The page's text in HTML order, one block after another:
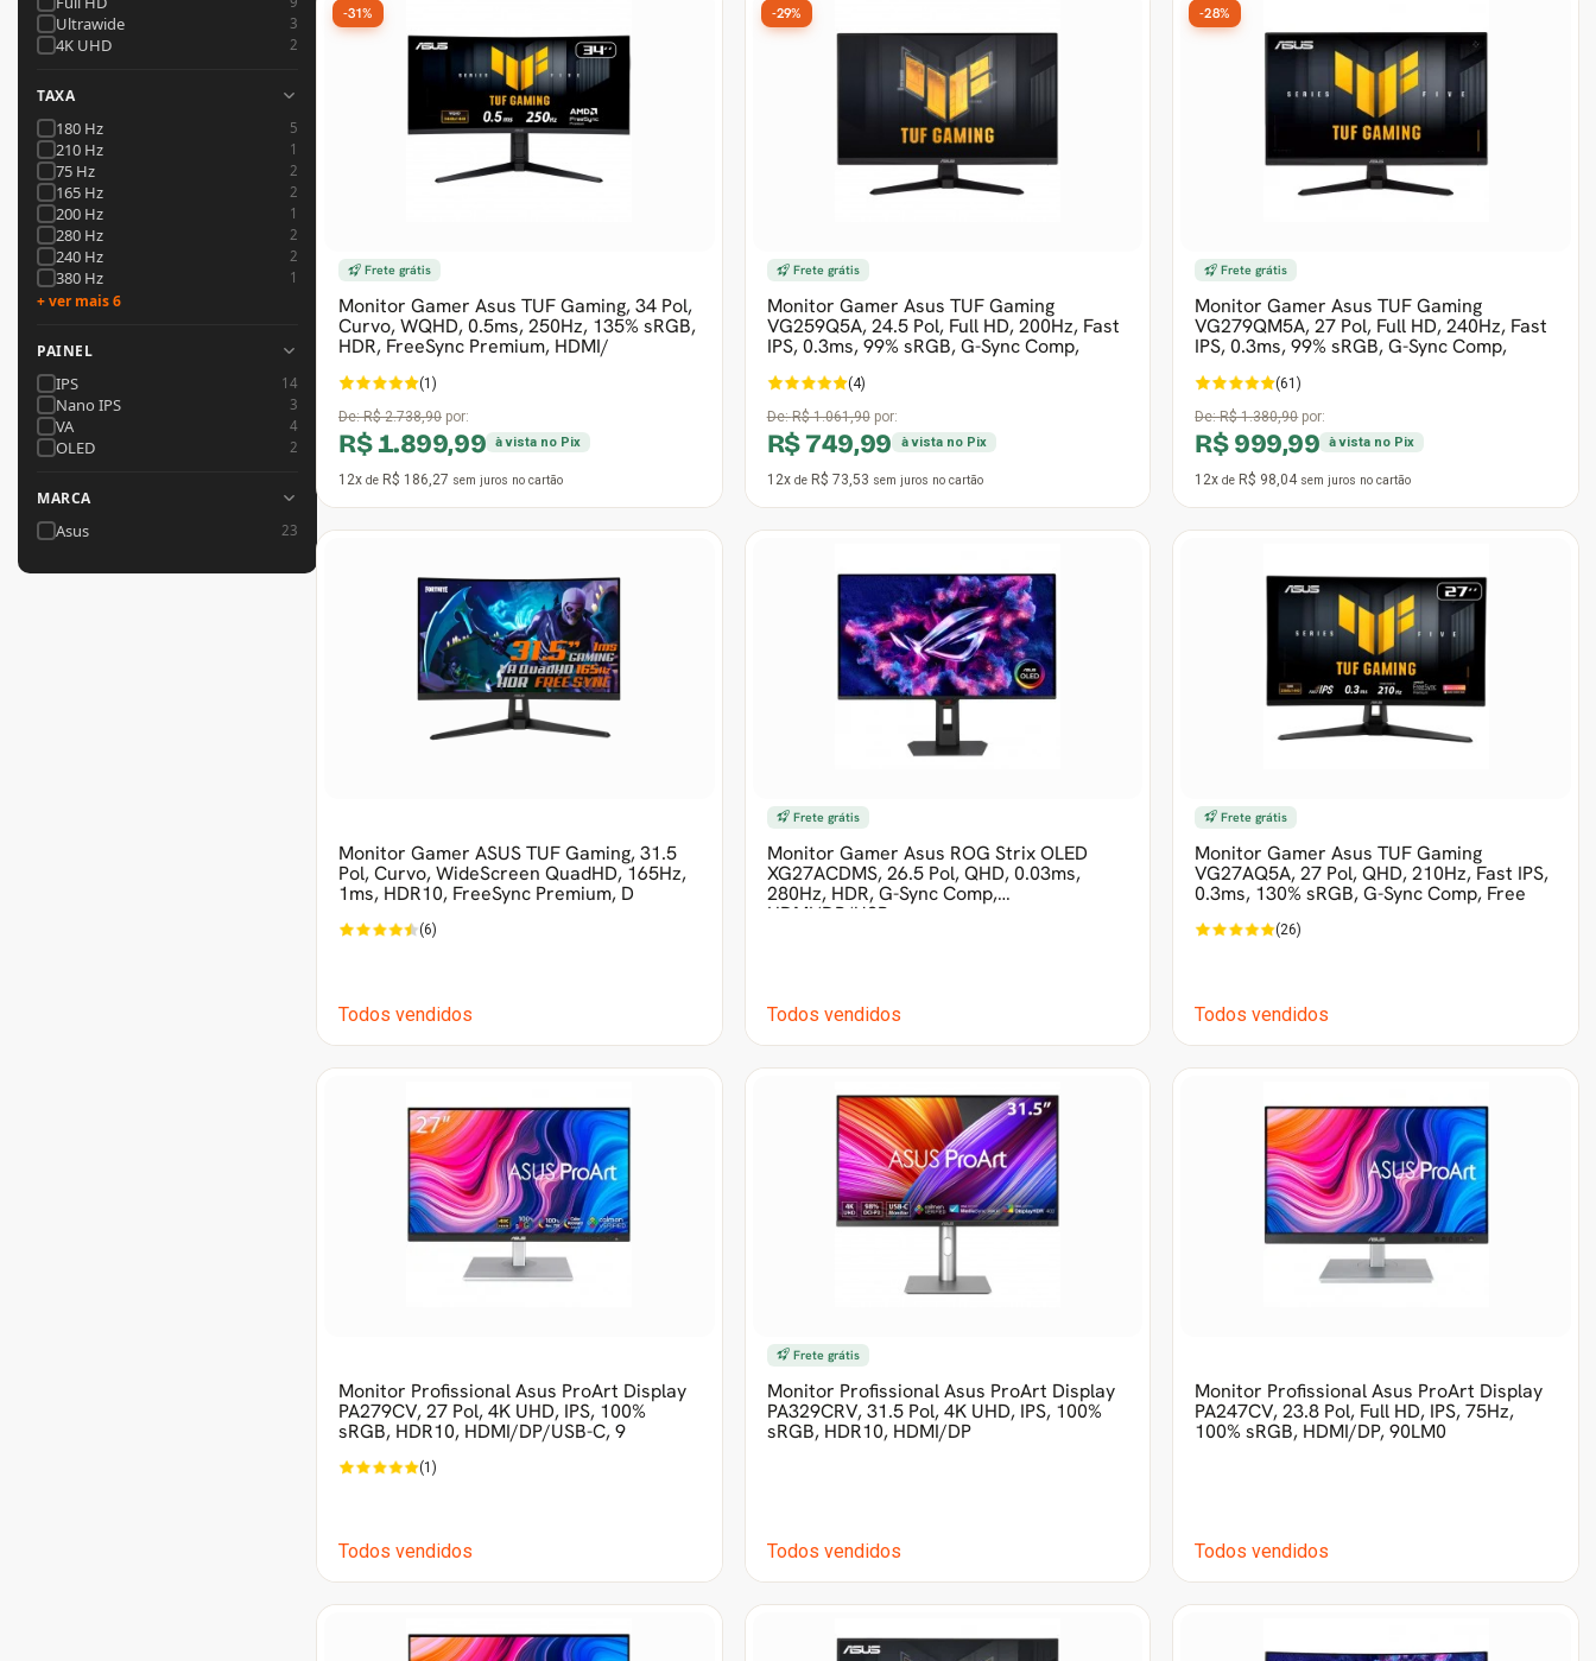
Ultrawide 3
4K UHD 2
TAXA
180 Hz 5
210 Hz 1
75 Hz 2
165 Hz 2
200 Hz 1
280 Hz 2
240 Hz 2
380 Hz 1
+ ver mais 6
PAINEL
IPS 14
Nano IPS 3
VA 4
OLED 2
MARCA
Asus 23
Frete grátis
Monitor Gamer Asus TUF Gaming, 34 Pol,
Curvo, WQHD, 0.5ms, 250Hz, 135% sRGB,
HDR, FreeSync Premium, HDMI/
(1)
De:R$ 2.738,90 por:
R$ 1.899,99 à vista no Pix
12x de R$ 186,27 sem juros no cartão
-31%
Frete grátis
Monitor Gamer Asus TUF Gaming
VG259Q5A, 24.5 Pol, Full HD, 200Hz, Fast
IPS, 0.3ms, 99% sRGB, G-Sync Comp,
(4)
De:R$ 1.061,90por:
R$ 749,99 à vista no Pix
12xde R$ 73,53 sem juros no cartão
-29%
Frete grátis
Monitor Gamer Asus TUF Gaming
VG279QM5A, 27 Pol, Full HD, 240Hz, Fast
IPS, 0.3ms, 99% sRGB, G-Sync Comp,
(61)
De:R$ 1.380,90por:
R$ 999,99 à vista no Pix
12x de R$ 98,04sem juros no cartão
-28%
Monitor Gamer ASUS TUF Gaming, 31.5
Pol, Curvo, WideScreen QuadHD, 165Hz,
1ms, HDR10, FreeSync Premium, D
(6)
Todos vendidos
Frete grátis
Monitor Gamer Asus ROG Strix OLED
XG27ACDMS, 26.5 Pol, QHD, 0.03ms,
280Hz, HDR, G-Sync Comp,
HDMI/DP/USB-
Todos vendidos
Frete grátis
Monitor Gamer Asus TUF Gaming
VG27AQ5A, 27 Pol, QHD, 210Hz, Fast IPS,
0.3ms, 130% sRGB, G-Sync Comp, Free
(26)
Todos vendidos
Monitor Profissional Asus ProArt Display
PA279CV, 27 Pol, 4K UHD, IPS, 100%
sRGB, HDR10, HDMI/DP/USB-C, 9
(1)
Todos vendidos
Frete grátis
Monitor Profissional Asus ProArt Display
PA329CRV, 31.5 Pol, 4K UHD, IPS, 100%
sRGB, HDR10, HDMI/DP
Todos vendidos
Monitor Profissional Asus ProArt Display
PA247CV, 23.8 Pol, Full HD, IPS, 75Hz,
100% sRGB, HDMI/DP, 90LM0
Todos vendidos
Gabinete Liketec
Ver Todos
Fonte Thermaltake
Fontes Diversas
Ver Todos